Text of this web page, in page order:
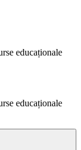
educaționale
educaționale